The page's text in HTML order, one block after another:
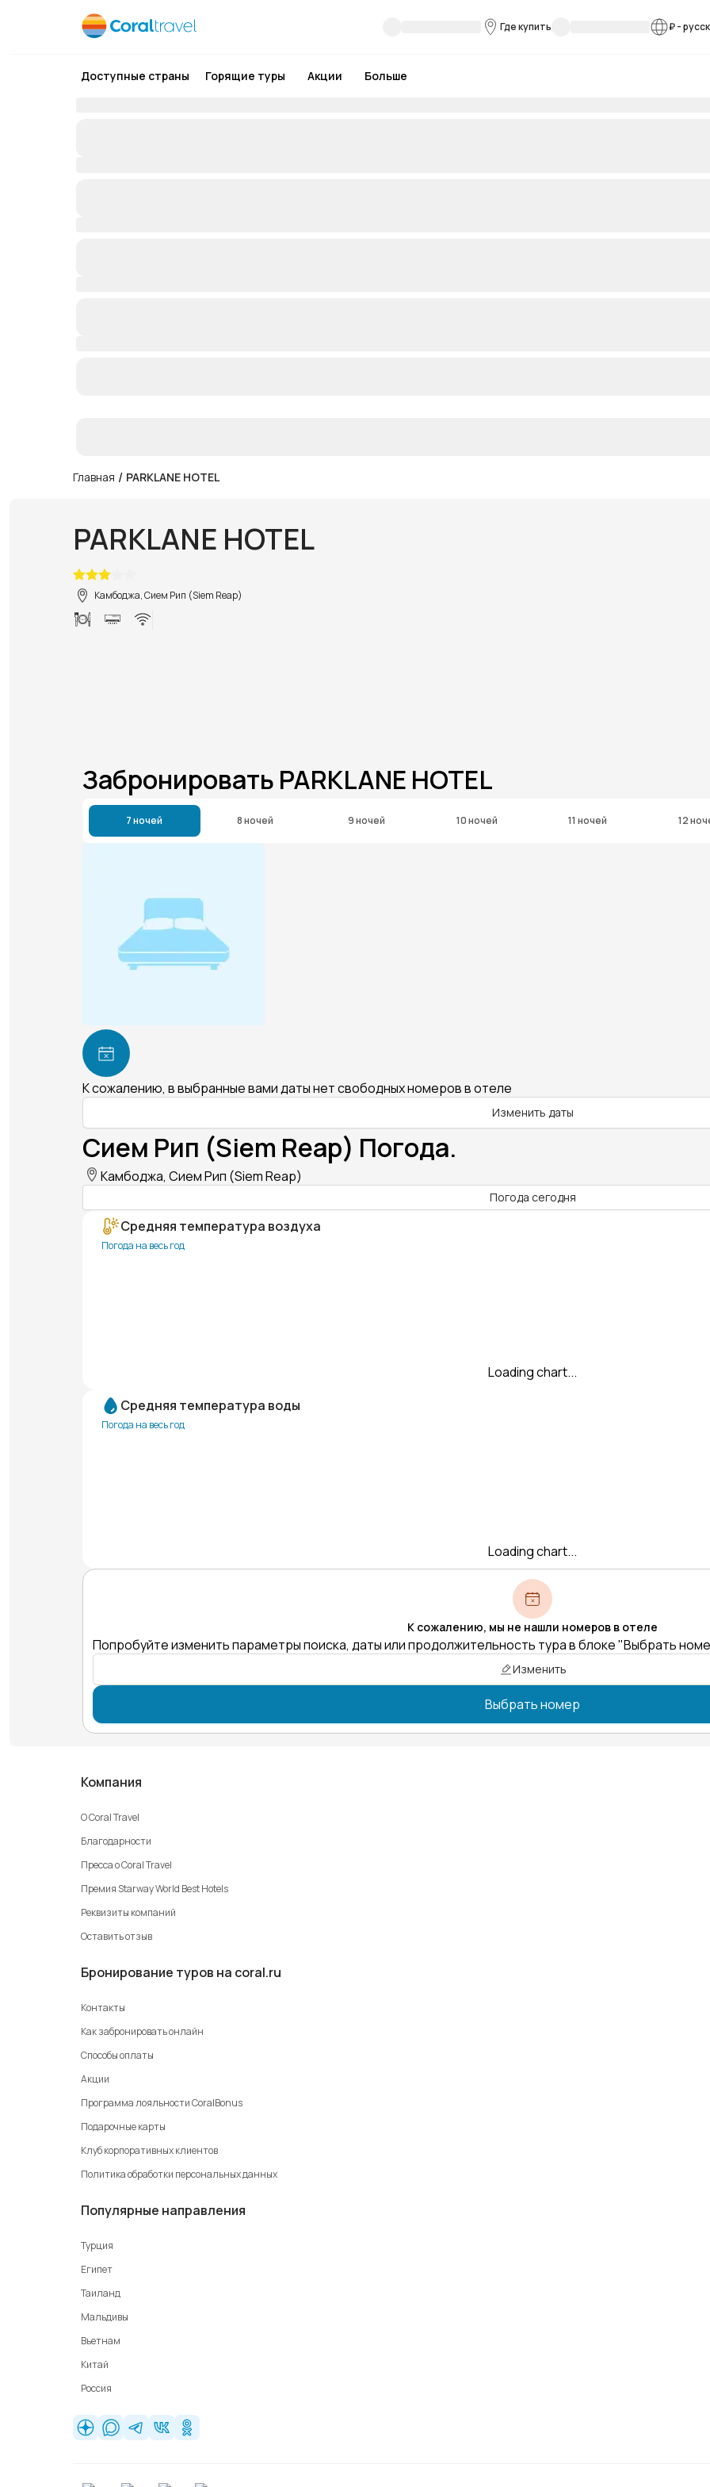
Где купить ₽-
Доступные страны Горящие туры Акции Больше
Главная / PARKLANE HOTEL
PARKLANE HOTEL
Камбоджа, Сием Рип (Siem Reap)
Забронировать PARKLANE HOTEL
7 ночей 8 ночей 9 ночей 10 ночей 11 ночей 12
К сожалению, в выбранные вами даты нет свободных номеров в отеле
Изменить даты
Сием Рип (Siem Reap) Погода.
Камбоджа, Сием Рип (Siem Reap)
Погода сегодня
Средняя температура воздуха
Погода на весь год
Loading chart...
Средняя температура воды
Погода на весь год
Loading chart...
К сожалению, мы не нашли номеров в отеле
Попробуйте изменить параметры поиска, даты или продолжительность тура в блоке "Выбрать
Изменить
Выбрать номер
Компания
О Coral Travel
Благодарности
Пресса о Coral Travel
Премия Starway World Best Hotels
Реквизиты компаний
Оставить отзыв
Бронирование туров на coral.ru
Контакты
Как забронировать онлайн
Способы оплаты
Акции
Программа лояльности CoralBonus
Подарочные карты
Клуб корпоративных клиентов
Политика обработки персональных данных
Популярные направления
Турция
Египет
Таиланд
Мальдивы
Вьетнам
Китай
Россия